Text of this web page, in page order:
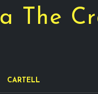
a The
CARTELL